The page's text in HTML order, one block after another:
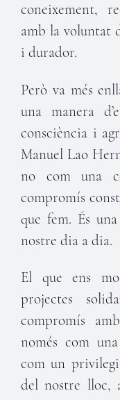
coneixement,
amb la voluntat
i durador.
Però va més
una manera
consciència i
Manuel Lao
no com una
compromís
que fem. És
nostre dia a dia.
El que ens
projectes
compromís
només com
com un
del nostre lloc,